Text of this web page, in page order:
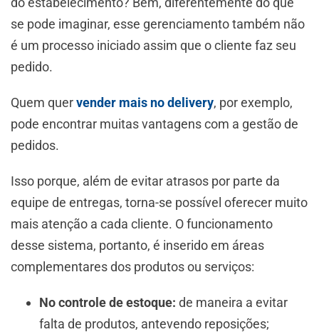
se pode imaginar, esse gerenciamento também não
é um processo iniciado assim que o cliente faz seu
pedido.
Quem quervender mais no delivery, por exemplo,
pode encontrar muitas vantagens com a gestão de
pedidos.
Isso porque, além de evitar atrasos por parte da
equipe de entregas, torna-se possível oferecer muito
mais atenção a cada cliente. O funcionamento
desse sistema, portanto, é inserido em áreas
complementares dos produtos ou serviços:
No controle de estoque: de maneira a evitar
falta de produtos, antevendo reposições;